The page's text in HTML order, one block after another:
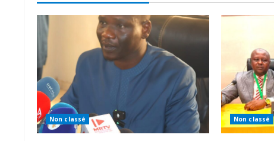
Non classé Non classé